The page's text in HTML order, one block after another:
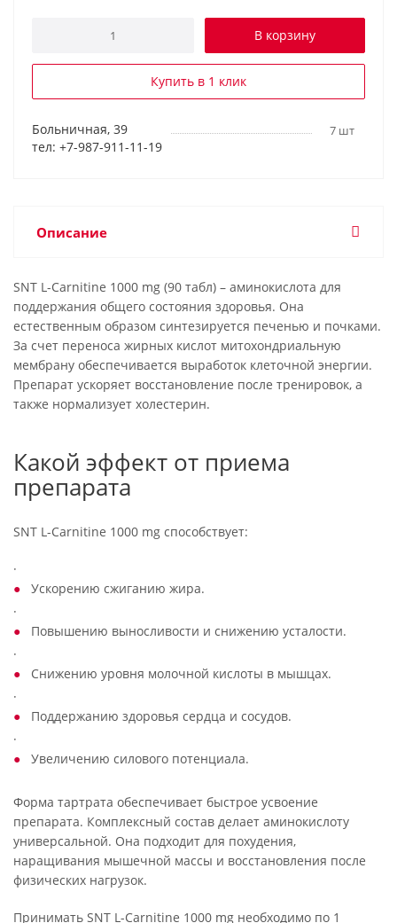
В корзину
Купить в 1 клик
Больничная, 39
тел: +7-987-911-11-19
7 шт
Описание
SNT L-Carnitinе 1000 mg (90 табл) – аминокислота для
поддержания общего состояния здоровья. Она
естественным образом синтезируется печенью и почками.
За счет переноса жирных кислот митохондриальную
мембрану обеспечивается выработок клеточной энергии.
Препарат ускоряет восстановление после тренировок, а
также нормализует холестерин.
Какой эффект от приема
препарата
SNT L-Carnitinе 1000 mg способствует:
·
Ускорению сжиганию жира.
·
Повышению выносливости и снижению усталости.
·
Снижению уровня молочной кислоты в мышцах.
·
Поддержанию здоровья сердца и сосудов.
·
Увеличению силового потенциала.
Форма тартрата обеспечивает быстрое усвоение
препарата. Комплексный состав делает аминокислоту
универсальной. Она подходит для похудения,
наращивания мышечной массы и восстановления после
физических нагрузок.
Принимать SNT L-Carnitinе 1000 mg необходимо по 1